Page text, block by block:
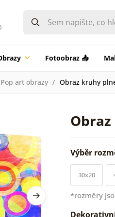
Fotoobraz 📤
Pop art obrazy Obraz kruhy
Výběr
30x20
*rozměry